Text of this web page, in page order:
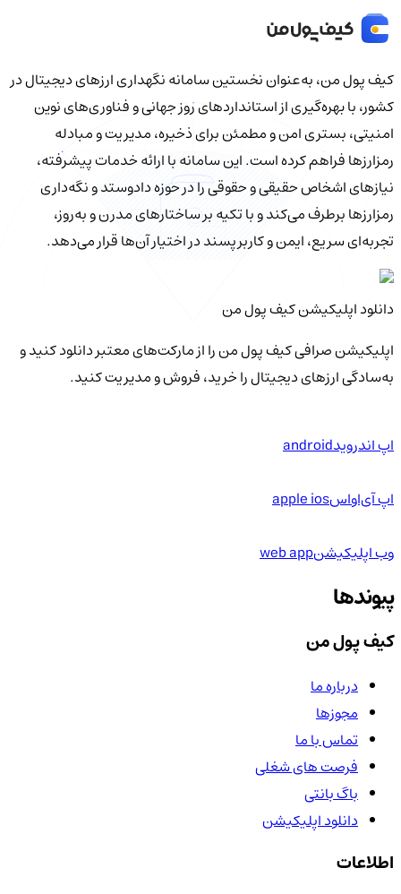
کیف‌ پول من، به‌عنوان نخستین سامانه نگهداری ارزهای دیجیتال در
کشور، با بهره‌گیری از استانداردهای روز جهانی و فناوری‌های نوین
امنیتی، بستری امن و مطمئن برای ذخیره، مدیریت و مبادله
رمزارزها فراهم کرده است. این سامانه با ارائه خدمات پیشرفته،
نیازهای اشخاص حقیقی و حقوقی را در حوزه دادوستد و نگه‌داری
رمزارزها برطرف می‌کند و با تکیه بر ساختارهای مدرن و به‌روز،
تجربه‌ای سریع، ایمن و کاربرپسند در اختیار آن‌ها قرار می‌دهد.
دانلود اپلیکیشن کیف‌ پول من
اپلیکیشن صرافی کیف پول من را از مارکت‌های معتبر دانلود کنید و
به‌سادگی ارزهای دیجیتال را خرید، فروش و مدیریت کنید.
اپ اندرویدandroid
اپ آی‌او‌اسapple ios
وب اپلیکیشنweb app
پیوندها
کیف پول من
درباره ما
مجوزها
تماس با ما
فرصت های شغلی
باگ بانتی
دانلود اپلیکیشن
اطلاعات